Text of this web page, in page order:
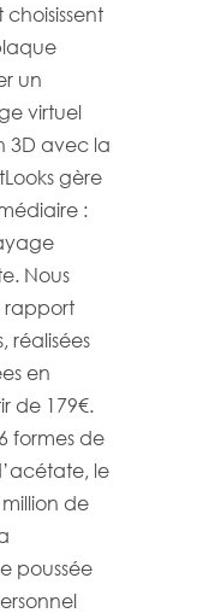
un
virtuel
3D avec la
gère
:
Nous
rapport
réalisées
en
de 179€.
formes de
le
de
poussée